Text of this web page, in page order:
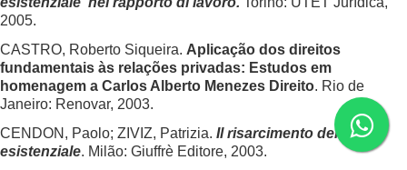
2005.
CASTRO, Roberto Siqueira. Aplicação dos direitos
fundamentais às relações privadas: Estudos em
homenagem a Carlos Alberto Menezes Direito. Rio de
Janeiro: Renovar, 2003.
CENDON, Paolo; ZIVIZ, Patrizia. Il risarcimento del danno
esistenziale. Milão: Giuffrè Editore, 2003.